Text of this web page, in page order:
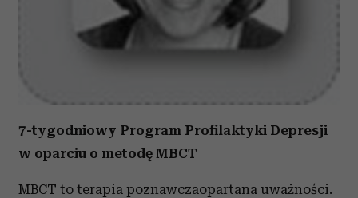
7-tygodniowy Program Profilaktyki Depresji
w oparciu o metodę MBCT
MBCT to terapia poznawczaopartana uważności.